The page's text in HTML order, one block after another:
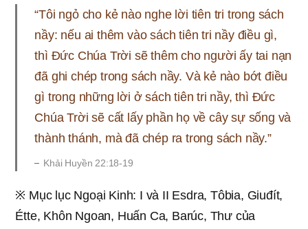
“Tôi ngỏ cho kẻ nào nghe lời tiên tri trong sách
nầy: nếu ai thêm vào sách tiên tri nầy điều gì,
thì Ðức Chúa Trời sẽ thêm cho người ấy tai nạn
đã ghi chép trong sách nầy. Và kẻ nào bớt điều
gì trong những lời ở sách tiên tri nầy, thì Ðức
Chúa Trời sẽ cất lấy phần họ về cây sự sống và
thành thánh, mà đã chép ra trong sách nầy.”
Khải Huyền 22:18-19
※ Mục lục Ngoại Kinh: I và II Esdra, Tôbia, Giuđít,
Étte, Khôn Ngoan, Huấn Ca, Barúc, Thư của